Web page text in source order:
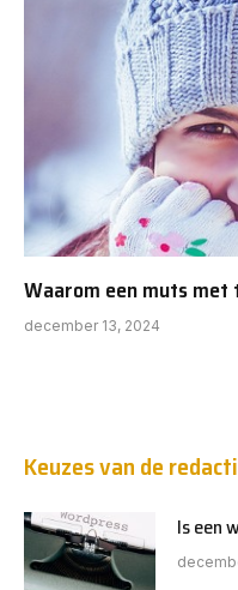
Waarom een muts met
december 13, 2024
Keuzes van de
Is een